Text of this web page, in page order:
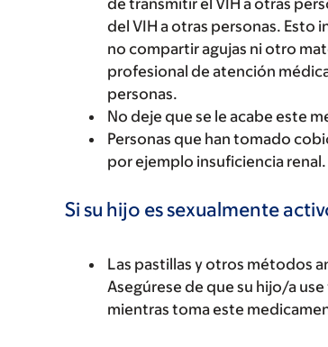
de transmitir el VIH a otras
del VIH a otras personas. Esto
no compartir agujas ni otro
profesional de atención
personas.
No deje que se le acabe este
Personas que han tomado
por ejemplo insuficiencia renal.
Si su hijo es sexualmente
Las pastillas y otros métodos
Asegúrese de que su hijo/a
mientras toma este